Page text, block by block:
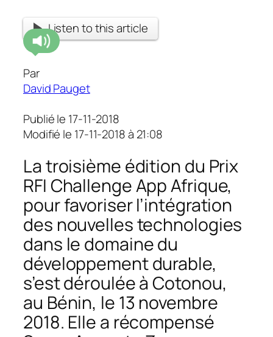
Listen to this article
Par
David Pauget
Publié le 17-11-2018
Modifié le 17-11-2018 à 21:08
La troisième édition du Prix
RFI Challenge App Afrique,
pour favoriser l’intégration
des nouvelles technologies
dans le domaine du
développement durable,
s’est déroulée à Cotonou,
au Bénin, le 13 novembre
2018. Elle a récompensé